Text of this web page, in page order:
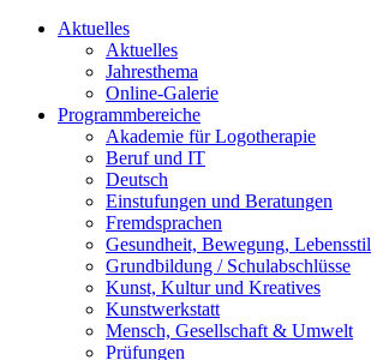
Aktuelles
Aktuelles
Jahresthema
Online-Galerie
Programmbereiche
Akademie für Logotherapie
Beruf und IT
Deutsch
Einstufungen und Beratungen
Fremdsprachen
Gesundheit, Bewegung, Lebensstil
Grundbildung / Schulabschlüsse
Kunst, Kultur und Kreatives
Kunstwerkstatt
Mensch, Gesellschaft & Umwelt
Prüfungen